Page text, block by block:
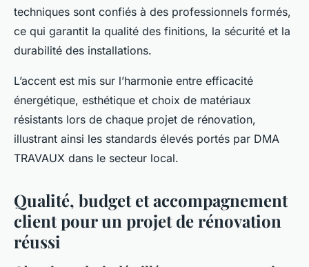
techniques sont confiés à des professionnels formés,
ce qui garantit la qualité des finitions, la sécurité et la
durabilité des installations.
L’accent est mis sur l’harmonie entre efficacité
énergétique, esthétique et choix de matériaux
résistants lors de chaque projet de rénovation,
illustrant ainsi les standards élevés portés par DMA
TRAVAUX dans le secteur local.
Qualité, budget et accompagnement
client pour un projet de rénovation
réussi